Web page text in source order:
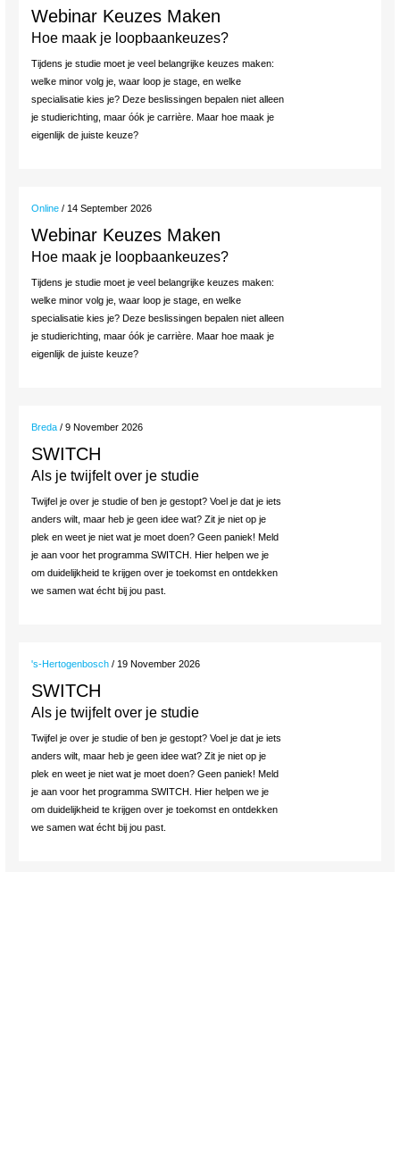
Webinar Keuzes Maken
Hoe maak je loopbaankeuzes?
Tijdens je studie moet je veel belangrijke keuzes maken:
welke minor volg je, waar loop je stage, en welke
specialisatie kies je? Deze beslissingen bepalen niet alleen
je studierichting, maar óók je carrière. Maar hoe maak je
eigenlijk de juiste keuze?
Online / 14 September 2026
Webinar Keuzes Maken
Hoe maak je loopbaankeuzes?
Tijdens je studie moet je veel belangrijke keuzes maken:
welke minor volg je, waar loop je stage, en welke
specialisatie kies je? Deze beslissingen bepalen niet alleen
je studierichting, maar óók je carrière. Maar hoe maak je
eigenlijk de juiste keuze?
Breda / 9 November 2026
SWITCH
Als je twijfelt over je studie
Twijfel je over je studie of ben je gestopt? Voel je dat je iets
anders wilt, maar heb je geen idee wat? Zit je niet op je
plek en weet je niet wat je moet doen? Geen paniek! Meld
je aan voor het programma SWITCH. Hier helpen we je
om duidelijkheid te krijgen over je toekomst en ontdekken
we samen wat écht bij jou past.
's-Hertogenbosch / 19 November 2026
SWITCH
Als je twijfelt over je studie
Twijfel je over je studie of ben je gestopt? Voel je dat je iets
anders wilt, maar heb je geen idee wat? Zit je niet op je
plek en weet je niet wat je moet doen? Geen paniek! Meld
je aan voor het programma SWITCH. Hier helpen we je
om duidelijkheid te krijgen over je toekomst en ontdekken
we samen wat écht bij jou past.